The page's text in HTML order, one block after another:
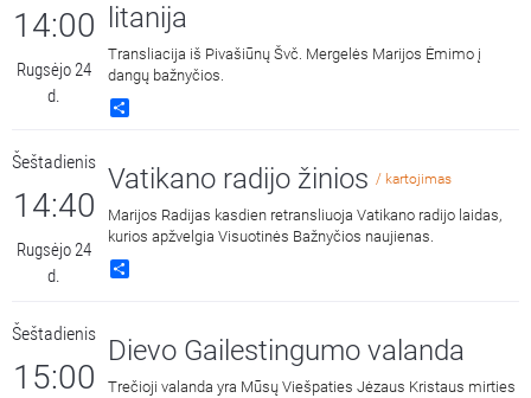
14:00
Rugsėjo 24
d.
litanija
Transliacija iš Pivašiūnų Švč. Mergelės Marijos Ėmimo į
dangų bažnyčios.
Šeštadienis
14:40
Rugsėjo 24
d.
Vatikano radijo žinios / kartojimas
Marijos Radijas kasdien retransliuoja Vatikano radijo laidas,
kurios apžvelgia Visuotinės Bažnyčios naujienas.
Šeštadienis
15:00
Dievo Gailestingumo valanda
Trečioji valanda yra Mūsų Viešpaties Jėzaus Kristaus mirties